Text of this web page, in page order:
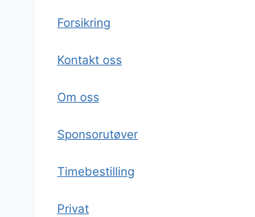
Forsikring
Kontakt oss
Om oss
Sponsorutøver
Timebestilling
Privat